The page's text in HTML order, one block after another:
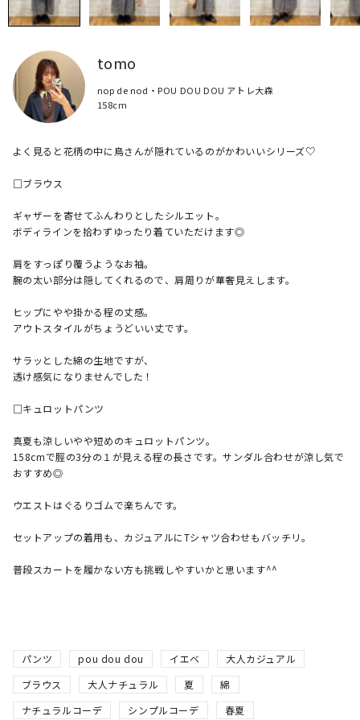
tomo
nop de nod・POU DOU DOU アトレ大森
158cm
よく見ると花柄の中に鳥さんが隠れているのがかわいいシリーズ♡
□ブラウス
ギャザーを寄せてふんわりとしたシルエット。
ボディラインを拾わずゆったり着ていただけます◎
肩をすっぽり覆うようなお袖。
腕の太い部分は隠してくれるので、肩周りが華奢見えします。
ヒップにやや掛かる程の丈感。
アウトスタイルがちょうどいい丈です。
サラッとした綿の生地ですが、
透け感気になりませんでした！
□キュロットパンツ
真夏も涼しいやや短めのキュロットパンツ。
158cmで脛の3分の１が見える程の長さです。サンダル合わせが涼し気で
おすすめ◎
ウエストはぐるりゴムで楽ちんです。
セットアップの着用も、カジュアルにTシャツ合わせもバッチリ。
普段スカートを履かない方も挑戦しやすいかと思います^^
パンツ pou dou dou イエベ
大人カジュアル
ブラウス
大人ナチュラル 夏
綿
ナチュラルコーデ
シンプルコーデ
春夏